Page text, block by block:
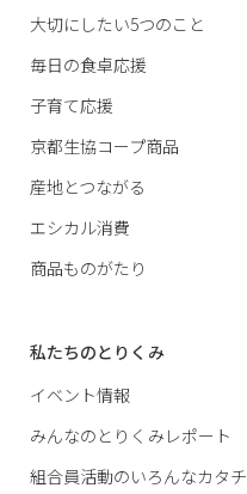
大切にしたい5つのこと
毎日の食卓応援
子育て応援
京都生協コープ商品
産地とつながる
エシカル消費
商品ものがたり
私たちのとりくみ
イベント情報
みんなのとりくみレポート
組合員活動のいろんなカタチ